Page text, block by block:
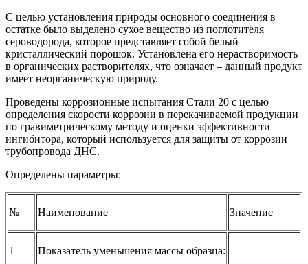
С целью установления природы основного соединения в
остатке было выделено сухое вещество из поглотителя
сероводорода, которое представляет собой белый
кристаллический порошок. Установлена его нерастворимость
в органических растворителях, что означает – данный продукт
имеет неорганическую природу.
Проведены коррозионные испытания Стали 20 с целью
определения скорости коррозии в перекачиваемой продукции
по гравиметрическому методу и оценки эффективности
ингибитора, который используется для защиты от коррозии
трубопровода ДНС.
Определены параметры:
№ Наименование Значение
1 Показатель уменьшения массы образца: